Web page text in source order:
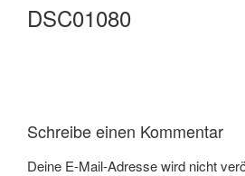
DSC01080
Schreibe einen Kommentar
Deine E-Mail-Adresse wird nicht